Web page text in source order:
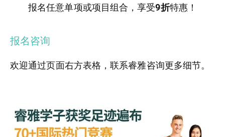
报名任意单项或项目组合，享受9折特惠！
报名咨询
欢迎通过页面右方表格，联系睿雅咨询更多细节。